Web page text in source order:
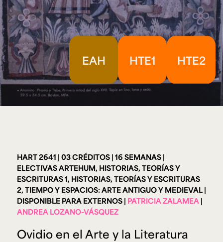
Configuración de cookies
Universidad de los Andes | Vigilada Mineducación.
Reconocimiento como universidad: Decreto 1297 del 30
de mayo de 1964. Reconocimiento de personería jurídica:
Acreditación institucional de alta calidad, 10 años:
Ext. 2626
Posgrados
Ext. 4925
Educación
Continua
Ext. 4795
Ovidio en el Arte y la Literatura
HART 2641 03 CRÉDITOS 16 SEMANAS
ELECTIVAS ARTEHUM, HISTORIAS, TEORÍAS Y
ESCRITURAS 1, HISTORIAS, TEORÍAS Y ESCRITURAS
2, TIEMPO Y ESPACIOS: ARTE ANTIGUO Y MEDIEVAL
DISPONIBLE PARA EXTERNOS
PATRICIA ZALAMEA
ANDREA LOZANO-VÁSQUEZ
EAH HTE1 HTE2